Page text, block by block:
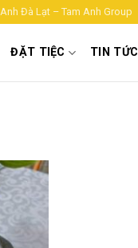
Đà Lạt – Tam Anh Group
ĐẶT TIỆC TIN TỨC